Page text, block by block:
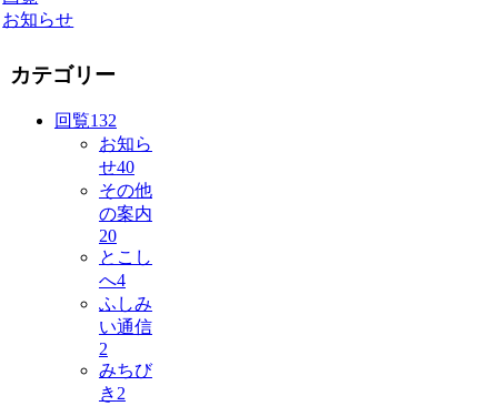
お知らせ
カテゴリー
回覧132
お知ら
せ40
その他
の案内
20
とこし
へ4
ふしみ
い通信
2
みちび
き2